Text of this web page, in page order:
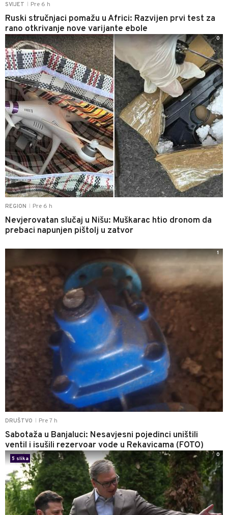
SVIJET Pre 6 h
Ruski stručnjaci pomažu u Africi: Razvijen prvi test za
rano otkrivanje nove varijante ebole
REGION Pre 6 h
Nevjerovatan slučaj u Nišu: Muškarac htio dronom da
prebaci napunjen pištolj u zatvor
0
DRUŠTVO Pre 7 h
Sabotaža u Banjaluci: Nesavjesni pojedinci uništili
ventil i isušili rezervoar vode u Rekavicama (FOTO)
1
5 slika
0